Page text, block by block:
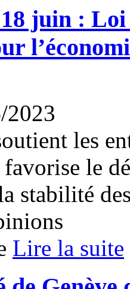
juin :
2023
les
favorise le
stabilité
Lire la suite